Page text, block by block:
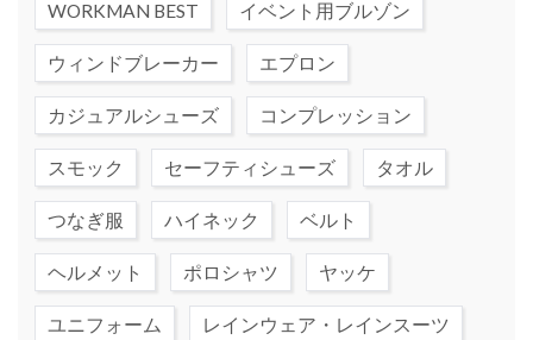
WORKMAN BEST イベント用ブルゾン
ウィンドブレーカー エプロン
カジュアルシューズ コンプレッション
スモック セーフティシューズ タオル
つなぎ服 ハイネック ベルト
ヘルメット ポロシャツ ヤッケ
ユニフォーム レインウェア・レインスーツ